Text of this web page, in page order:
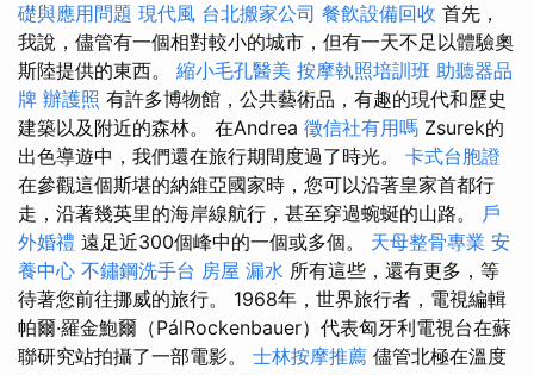
礎與應用問題 現代風 台北搬家公司 餐飲設備回收 首先，
我說，儘管有一個相對較小的城市，但有一天不足以體驗奧
斯陸提供的東西。 縮小毛孔醫美 按摩執照培訓班 助聽器品
牌 辦護照 有許多博物館，公共藝術品，有趣的現代和歷史
建築以及附近的森林。 在Andrea 徵信社有用嗎 Zsurek的
出色導遊中，我們還在旅行期間度過了時光。 卡式台胞證
在參觀這個斯堪的納維亞國家時，您可以沿著皇家首都行
走，沿著幾英里的海岸線航行，甚至穿過蜿蜒的山路。 戶
外婚禮 遠足近300個峰中的一個或多個。 天母整骨專業 安
養中心 不鏽鋼洗手台 房屋 漏水 所有這些，還有更多，等
待著您前往挪威的旅行。 1968年，世界旅行者，電視編輯
帕爾·羅金鮑爾（PálRockenbauer）代表匈牙利電視台在蘇
聯研究站拍攝了一部電影。 士林按摩推薦 儘管北極在溫度